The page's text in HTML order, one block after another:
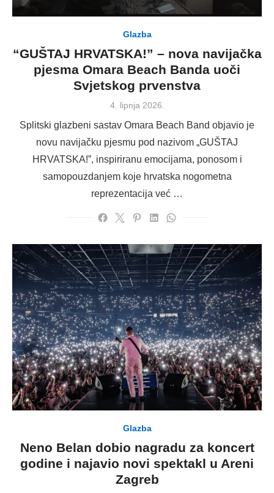
Glazba
“GUŠTAJ HRVATSKA!” – nova navijačka
pjesma Omara Beach Banda uoči
Svjetskog prvenstva
Posted
4. lipnja 2026.
Splitski glazbeni sastav Omara Beach Band objavio je
novu navijačku pjesmu pod nazivom „GUŠTAJ
HRVATSKA!”, inspiriranu emocijama, ponosom i
samopouzdanjem koje hrvatska nogometna
reprezentacija već …
Glazba
Neno Belan dobio nagradu za koncert
godine i najavio novi spektakl u Areni
Zagreb